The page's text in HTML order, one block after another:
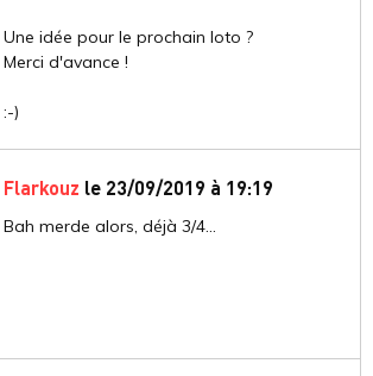
Une idée pour le prochain loto ?
Merci d'avance !
:-)
Flarkouz le 23/09/2019 à 19:19
Bah merde alors, déjà 3/4...